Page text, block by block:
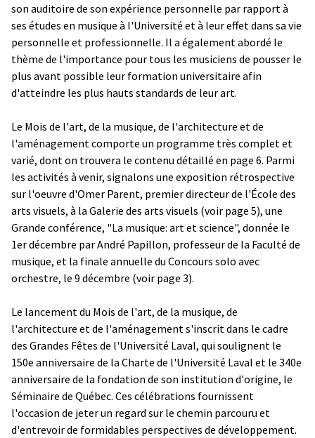
son auditoire de son expérience personnelle par rapport à
ses études en musique à l'Université et à leur effet dans sa vie
personnelle et professionnelle. Il a également abordé le
thème de l'importance pour tous les musiciens de pousser le
plus avant possible leur formation universitaire afin
d'atteindre les plus hauts standards de leur art.
Le Mois de l'art, de la musique, de l'architecture et de
l'aménagement comporte un programme très complet et
varié, dont on trouvera le contenu détaillé en page 6. Parmi
les activités à venir, signalons une exposition rétrospective
sur l'oeuvre d'Omer Parent, premier directeur de l'École des
arts visuels, à la Galerie des arts visuels (voir page 5), une
Grande conférence, "La musique: art et science", donnée le
1er décembre par André Papillon, professeur de la Faculté de
musique, et la finale annuelle du Concours solo avec
orchestre, le 9 décembre (voir page 3).
Le lancement du Mois de l'art, de la musique, de
l'architecture et de l'aménagement s'inscrit dans le cadre
des Grandes Fêtes de l'Université Laval, qui soulignent le
150e anniversaire de la Charte de l'Université Laval et le 340e
anniversaire de la fondation de son institution d'origine, le
Séminaire de Québec. Ces célébrations fournissent
l'occasion de jeter un regard sur le chemin parcouru et
d'entrevoir de formidables perspectives de développement.